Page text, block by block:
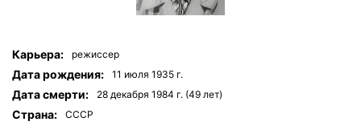
Карьера: режиссер
Дата рождения: 11 июля 1935 г.
Дата смерти: 28 декабря 1984 г. (49 лет)
Страна: СССР